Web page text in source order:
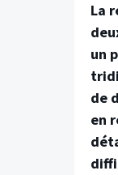
La
un
de
en